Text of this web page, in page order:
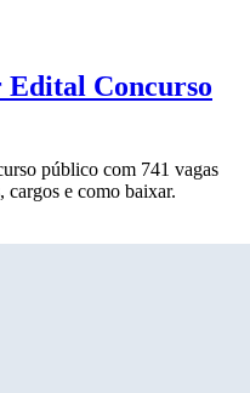
Concurso
público com 741 vagas
cargos e como baixar.